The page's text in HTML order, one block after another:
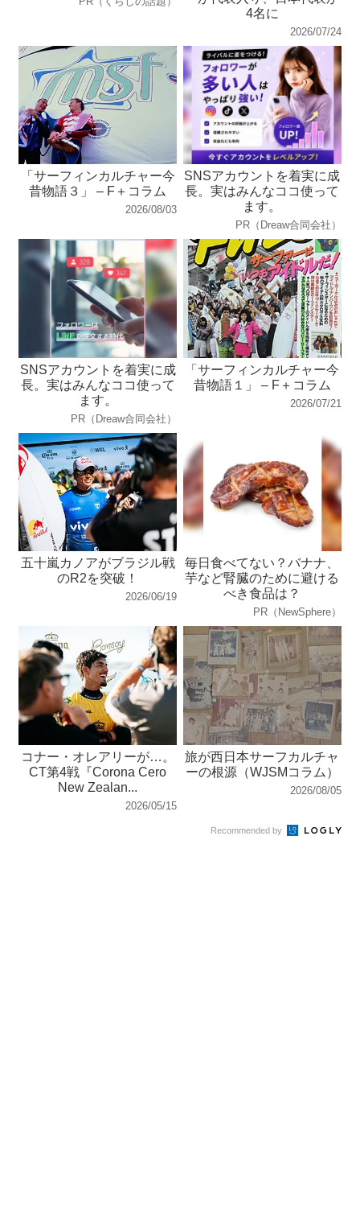
4名に
2026/07/24
「サーフィンカルチャー今
昔物語３」 – F＋コラム
2026/08/03
SNSアカウントを着実に成
長。実はみんなココ使って
ます。
PR（Dreaw合同会社）
SNSアカウントを着実に成
長。実はみんなココ使って
ます。
PR（Dreaw合同会社）
「サーフィンカルチャー今
昔物語１」 – F＋コラム
2026/07/21
五十嵐カノアがブラジル戦
のR2を突破！
2026/06/19
毎日食べてない？バナナ、
芋など腎臓のために避ける
べき食品は？
PR（NewSphere）
コナー・オレアリーが…。
CT第4戦『Corona Cero
New Zealan...
2026/05/15
旅が西日本サーフカルチャ
ーの根源（WJSMコラム）
2026/08/05
Recommended by